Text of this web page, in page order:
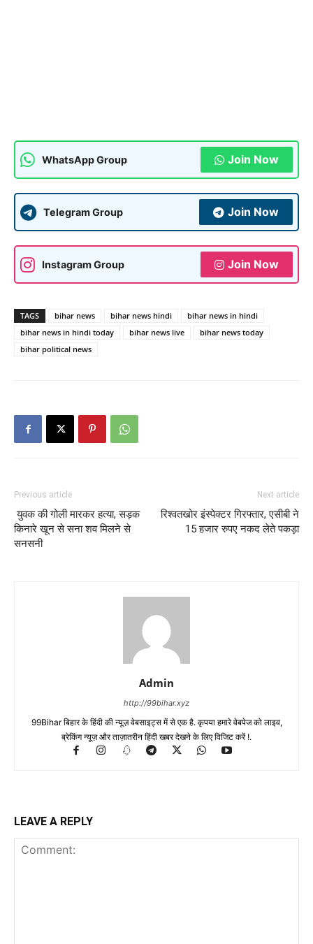
WhatsApp Group Join Now
Telegram Group Join Now
Instagram Group Join Now
TAGS bihar news bihar news hindi
bihar news in hindi
bihar news in hindi today
bihar news live
bihar news today
bihar political news
Previous article
युवक की गोली मारकर हत्या, सड़क
किनारे खून से सना शव मिलने से
सनसनी
Next article
रिश्वतखोर इंस्पेक्टर गिरफ्तार, एसीबी ने
15 हजार रुपए नकद लेते पकड़ा
Admin
http://99bihar.xyz
99Bihar बिहार के हिंदी की न्यूज़ वेबसाइट्स में से एक है. कृपया हमारे वेबपेज को लाइव,
ब्रेकिंग न्यूज़ और ताज़ातरीन हिंदी खबर देखने के लिए विजिट करें !.
LEAVE A REPLY